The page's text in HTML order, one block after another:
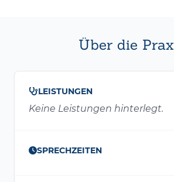
Über die
LEISTUNGEN
Keine Leistungen hinterlegt.
SPRECHZEITEN